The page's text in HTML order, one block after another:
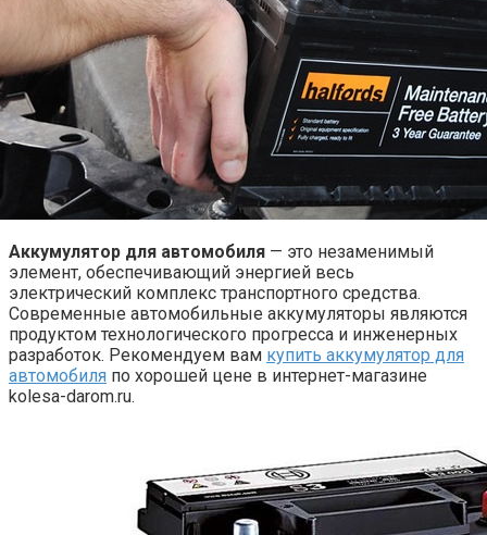
Аккумулятор для автомобиля — это незаменимый
элемент, обеспечивающий энергией весь
электрический комплекс транспортного средства.
Современные автомобильные аккумуляторы являются
продуктом технологического прогресса и инженерных
разработок. Рекомендуем вам купить аккумулятор для
автомобиля по хорошей цене в интернет-магазине
kolesa-darom.ru.